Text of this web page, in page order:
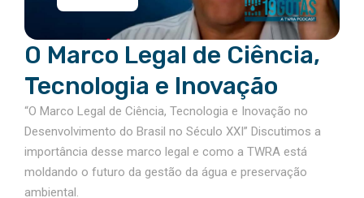
O Marco Legal de Ciência,
Tecnologia e Inovação
“O Marco Legal de Ciência, Tecnologia e Inovação no
Desenvolvimento do Brasil no Século XXI” Discutimos a
importância desse marco legal e como a TWRA está
moldando o futuro da gestão da água e preservação
ambiental.